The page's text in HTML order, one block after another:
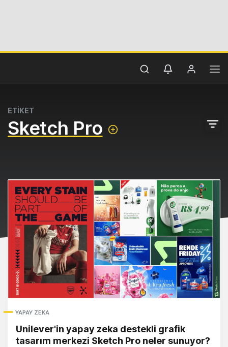
ETİKET
Sketch Pro
YAPAY ZEKA
Unilever'in yapay zeka destekli grafik
tasarım merkezi Sketch Pro neler sunuyor?